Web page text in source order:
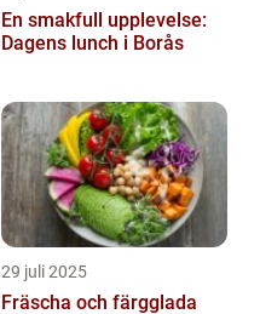
En smakfull upplevelse:
Dagens lunch i Borås
29 juli 2025
Fräscha och färgglada